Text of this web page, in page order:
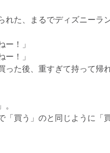
れた、まるでディズニーラ
ー！」
ー！」
た後、重すぎて持って帰
。
「買う」のと同じように